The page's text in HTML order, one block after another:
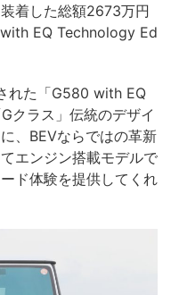
着した総額2673万円
EQ Technology Ed
れた「G580 with EQ
クラス」伝統のデザイ
、BEVならではの革新
エンジン搭載モデルで
ド体験を提供してくれ